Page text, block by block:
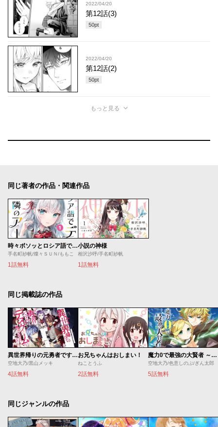
2022/04/20
第12話(3)
50pt
2022/04/20
第12話(2)
50pt
もっと見る
同じ著者の作品・関連作品
時々ボソッとロシア語でデレる隣のアーリャさん
手名町紗帆/燦々ＳＵＮ/ももこ
1話無料
小説の神様
相沢沙呼/手名町紗帆
1話無料
同じ掲載誌の作品
異世界帰りの元勇者ですが、デスゲームに巻き込まれました
空地大乃/黒山メッキ
4話無料
お兄ちゃんはおしまい！
ねことうふ
2話無料
魔力0で最強の大賢者 ～それは魔法ではない、物理だ！～
空地大乃/色意しのぶ/ぎん太郎
5話無料
同じジャンルの作品